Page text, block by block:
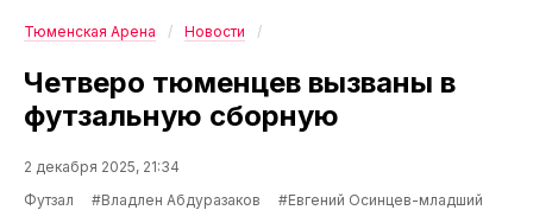
Тюменская Арена Новости
Четверо тюменцев вызваны в
футзальную сборную
2 декабря 2025, 21:34
Футзал
#Владлен Абдуразаков
#Евгений Осинцев-младший